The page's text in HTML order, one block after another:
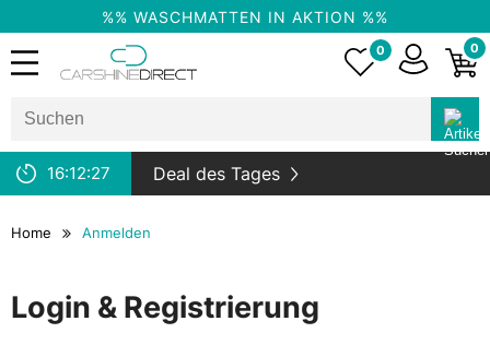
%% WASCHMATTEN IN AKTION %%
0 0
16:12:27 Deal des Tages
Home Anmelden
Login & Registrierung